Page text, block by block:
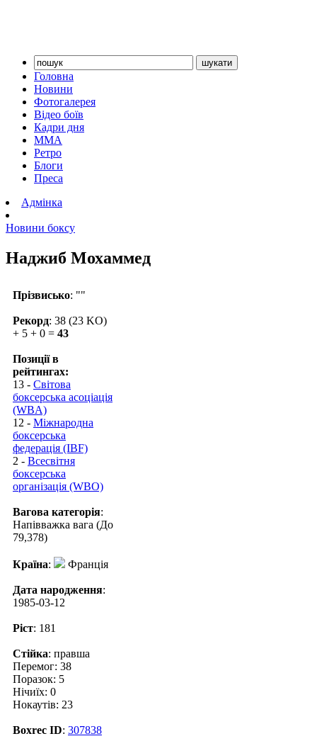
Головна
Новини
Фотогалерея
Відео боїв
Кадри дня
ММА
Ретро
Блоги
Преса
Адмінка
Новини боксу
Наджиб Мохаммед
Прізвисько: ""
Рекорд: 38 (23 KO)
+ 5 + 0 = 43
Позиції в
рейтингах:
13 - Світова
боксерська асоціація
(WBA)
12 - Міжнародна
боксерська
федерація (IBF)
2 - Всесвітня
боксерська
організація (WBO)
Вагова категорія:
Напівважка вага (До
79,378)
Країна: Франція
Дата народження:
1985-03-12
Ріст: 181
Стійка: правша
Перемог: 38
Поразок: 5
Нічиїх: 0
Нокаутів: 23
Boxrec ID: 307838